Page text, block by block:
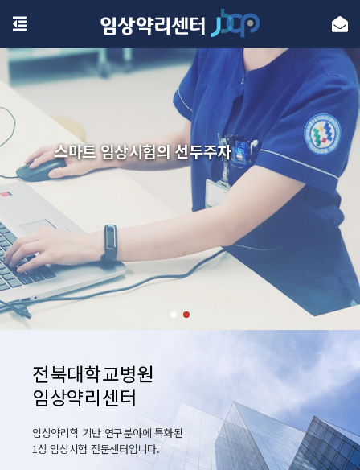
스마트 임상시험의 선두주자
전북대학교병원
임상약리센터
임상약리학 기반 연구분야에 특화된
1상 임상시험 전문센터입니다.